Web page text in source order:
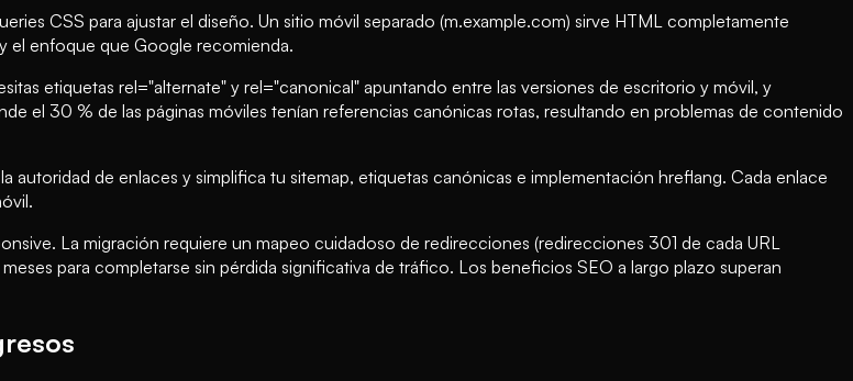
CSS para ajustar el diseño. Un sitio móvil separado (m.example.com) sirve HTML completamente
el enfoque que Google recomienda.
etiquetas rel="alternate" y rel="canonical" apuntando entre las versiones de escritorio y móvil, y
el 30 % de las páginas móviles tenían referencias canónicas rotas, resultando en problemas de contenido
autoridad de enlaces y simplifica tu sitemap, etiquetas canónicas e implementación hreflang. Cada enlace
La migración requiere un mapeo cuidadoso de redirecciones (redirecciones 301 de cada URL
para completarse sin pérdida significativa de tráfico. Los beneficios SEO a largo plazo superan